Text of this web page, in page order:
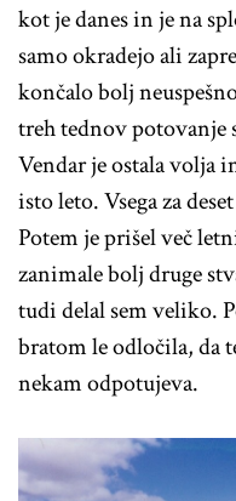
kot je danes in je na
samo okradejo ali
končalo bolj
treh tednov potovanje
Vendar je ostala volja
isto leto. Vsega za
Potem je prišel več
zanimale bolj druge
tudi delal sem veliko.
bratom le odločila, da
nekam odpotujeva.